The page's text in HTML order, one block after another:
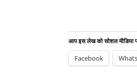
आप इस लेख को सोशल मीडिया
Facebook